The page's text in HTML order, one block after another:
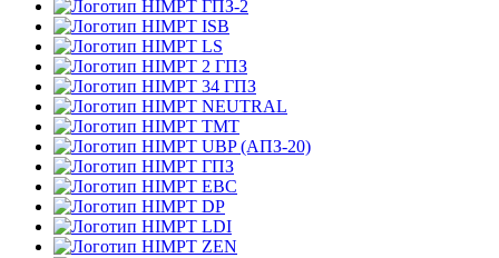
ГПЗ-2
ISB
LS
2 ГПЗ
34 ГПЗ
NEUTRAL
TMT
UBP (АПЗ-20)
ГПЗ
EBC
DP
LDI
ZEN